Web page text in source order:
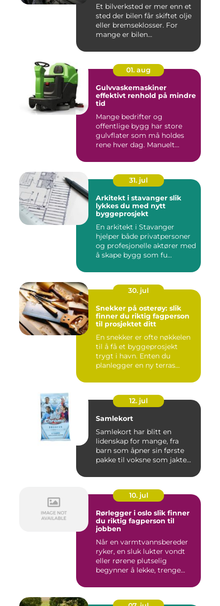
Et bilverksted er mer enn et
sted der bilen får skiftet olje
eller bremseklosser. For
mange er bilen...
01. aug
Gulvvaskemaskiner
effektivt renhold på mindre
tid
Mange bedrifter og
offentlige bygg har store
gulvflater som må holdes
rene hver dag. Manuelt
31. jul
Arkitekt i stavanger slik
lykkes du med nytt
byggeprosjekt
En arkitekt i Stavanger
hjelper både privatpersoner
og profesjonelle aktører med
å skape bygg som fu...
30. jul
Snekker på osterøy: slik
finner du riktig fagperson
til prosjektet ditt
En snekker er ofte nøkkelen
til å få et byggeprosjekt
trygt i havn. Enten du
planlegger en ny terras...
12. jul
Samlekort
Samlekort har blitt en
lidenskap for mange, fra
barn som åpner sin første
pakke til voksne som jakte...
10. jul
Rørlegger i oslo slik finner
du riktig fagperson til
jobben
Når en varmtvannsbereder
ryker, en sluk lukter vondt
eller rørene plutselig
begynner å lekke, trenge...